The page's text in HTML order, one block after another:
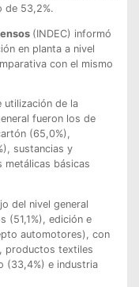
de 53,2%.
(INDEC) informó
en planta a nivel
con el mismo
utilización de la
fueron los de
(65,0%),
sustancias y
metálicas básicas
del nivel general
(51,1%), edición e
automotores), con
productos textiles
(33,4%) e industria